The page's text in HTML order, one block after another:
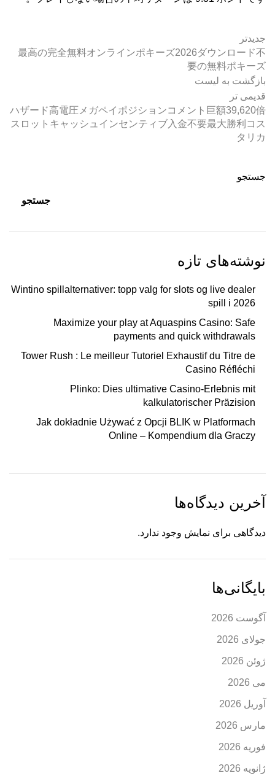
جدیدتر
最高の完全無料オンラインポキーズ2026ダウンロード不
要の無料ポキーズ
بازگشت به لیست
قدیمی تر
ハザード高電圧メガペイポジションコメント巨額39,620倍
スロットキャッシュインセンティブ入金不要最大勝利コス
タリカ
جستجو
جستجو
نوشته‌های تازه
Wintino spillalternativer: topp valg for slots og live dealer
spill i 2026
Maximize your play at Aquaspins Casino: Safe
payments and quick withdrawals
Tower Rush : Le meilleur Tutoriel Exhaustif du Titre de
Casino Réfléchi
Plinko: Dies ultimative Casino-Erlebnis mit
kalkulatorischer Präzision
Jak dokładnie Używać z Opcji BLIK w Platformach
Online – Kompendium dla Graczy
آخرین دیدگاه‌ها
دیدگاهی برای نمایش وجود ندارد.
بایگانی‌ها
آگوست 2026
جولای 2026
ژوئن 2026
می 2026
آوریل 2026
مارس 2026
فوریه 2026
ژانویه 2026